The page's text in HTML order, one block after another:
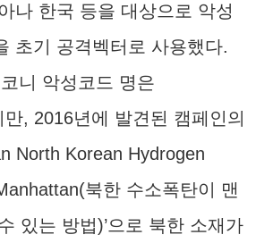
나 한국 등을 대상으로 악성
초기 공격벡터로 사용했다.
니 악성코드 명은
만, 2016년에 발견된 캠페인의
North Korean Hydrogen
북한 수소폭탄이 맨
있는 방법)’으로 북한 소재가